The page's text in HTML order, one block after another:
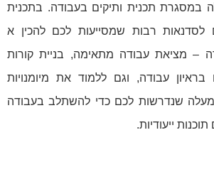
במסגרת תכנית ותיקים בעבודה. בתכנית
לסדנאות רבות שמסייעות לכם להכין א
– מציאת עבודה מתאימה, בניית קורות
עבודה, וגם ללמוד את מיומנויות
שנדרשות לכם כדי להשתלב בעבודה
ייעודיות.